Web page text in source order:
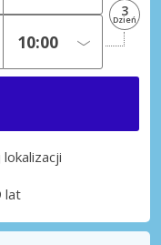
3
Dzień
lat